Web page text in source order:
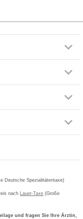
Deutsche Spezialitätentaxe)
nach Lauer-Taxe (Große
und fragen Sie Ihre Ärztin,